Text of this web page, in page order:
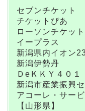
セブンチケット
チケットぴあ
ローソンチケット
イープラス
新潟県内イオン
新潟伊勢丹
ＤeＫＫＹ４０１
新潟市産業振興
アコーレ・サー
【山形県】